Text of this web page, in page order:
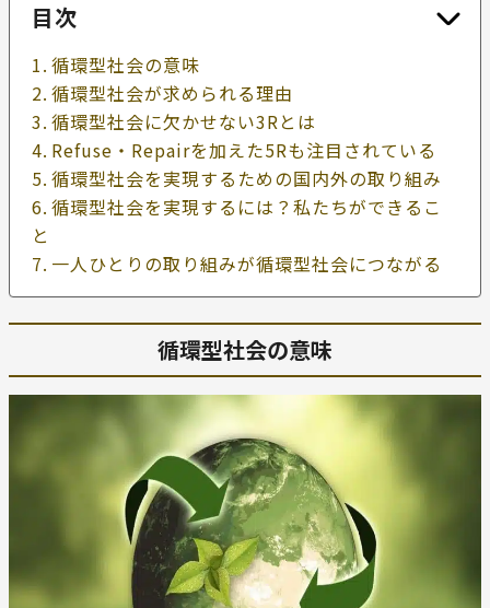
目次
循環型社会の意味
循環型社会が求められる理由
循環型社会に欠かせない3Rとは
Refuse・Repairを加えた5Rも注目されている
循環型社会を実現するための国内外の取り組み
循環型社会を実現するには？私たちができるこ
と
一人ひとりの取り組みが循環型社会につながる
循環型社会の意味